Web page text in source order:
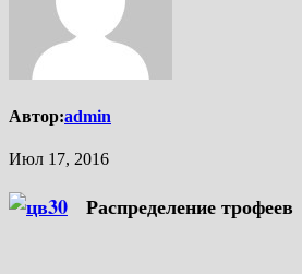
Автор:admin
Июл 17, 2016
Распределение трофеев